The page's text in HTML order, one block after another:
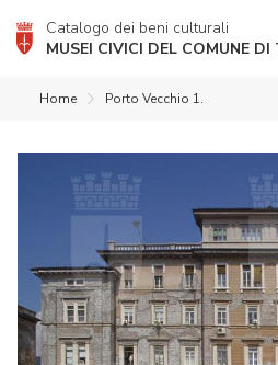
Catalogo dei beni culturali
MUSEI CIVICI DEL COMUNE DI
Home Porto Vecchio 1.